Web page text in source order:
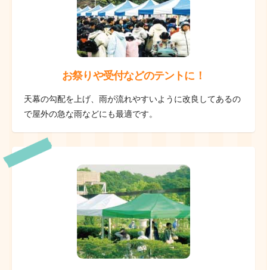
お祭りや受付などのテントに！
天幕の勾配を上げ、雨が流れやすいように改良してあるの
で屋外の急な雨などにも最適です。